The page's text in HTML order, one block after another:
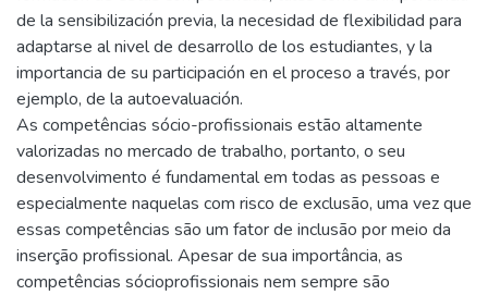
de la sensibilización previa, la necesidad de flexibilidad para
adaptarse al nivel de desarrollo de los estudiantes, y la
importancia de su participación en el proceso a través, por
ejemplo, de la autoevaluación.
As competências sócio-profissionais estão altamente
valorizadas no mercado de trabalho, portanto, o seu
desenvolvimento é fundamental em todas as pessoas e
especialmente naquelas com risco de exclusão, uma vez que
essas competências são um fator de inclusão por meio da
inserção profissional. Apesar de sua importância, as
competências sócioprofissionais nem sempre são